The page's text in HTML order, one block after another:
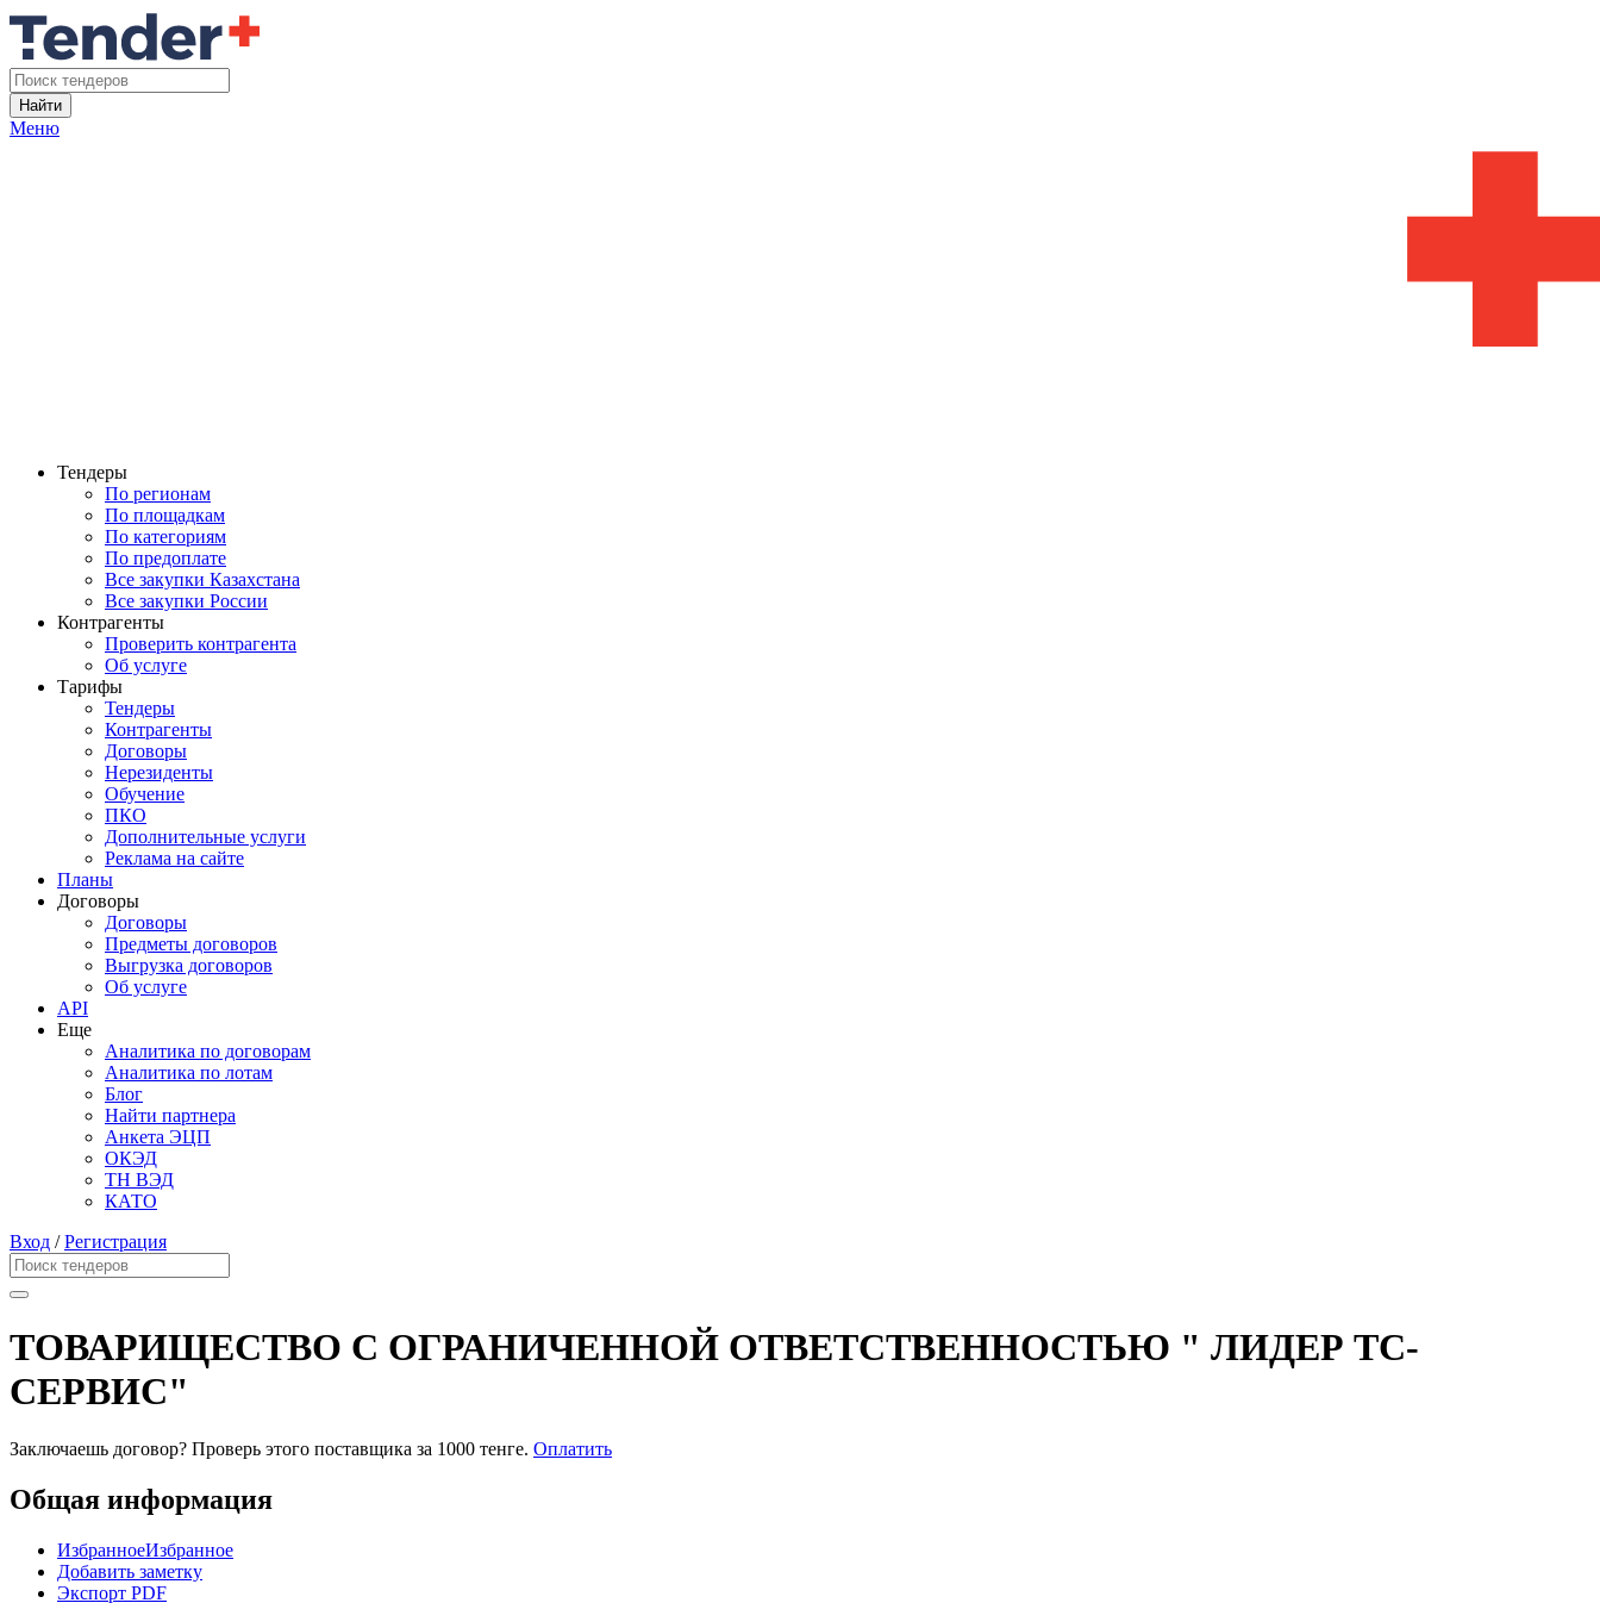
Найти
Меню
Тендеры
По регионам
По площадкам
По категориям
По предоплате
Все закупки Казахстана
Все закупки России
Контрагенты
Проверить контрагента
Об услуге
Тарифы
Тендеры
Контрагенты
Договоры
Нерезиденты
Обучение
ПКО
Дополнительные услуги
Реклама на сайте
Планы
Договоры
Договоры
Предметы договоров
Выгрузка договоров
Об услуге
API
Еще
Аналитика по договорам
Аналитика по лотам
Блог
Найти партнера
Анкета ЭЦП
ОКЭД
ТН ВЭД
КАТО
Вход /Регистрация
ТОВАРИЩЕСТВО С ОГРАНИЧЕННОЙ ОТВЕТСТВЕННОСТЬЮ " ЛИДЕР ТС-
СЕРВИС"
Заключаешь договор? Проверь этого поставщика за 1000 тенге. Оплатить
Общая информация
ИзбранноеИзбранное
Добавить заметку
Экспорт PDF